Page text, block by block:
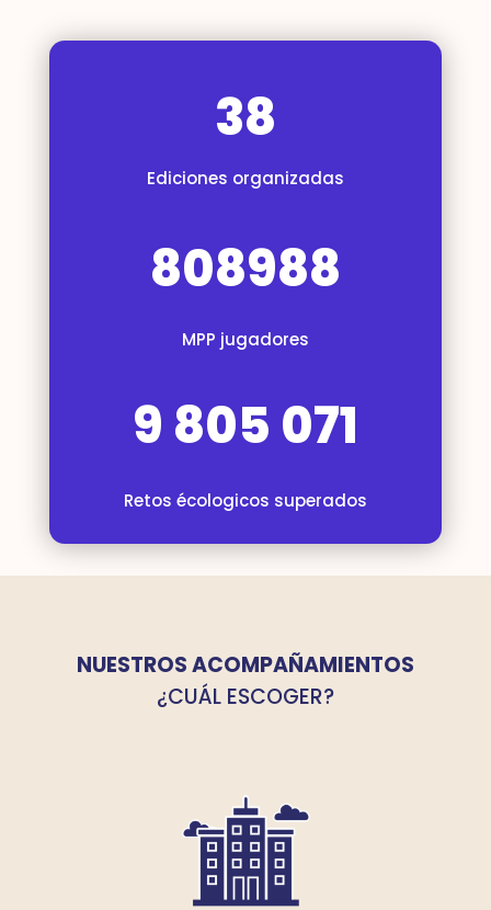
38
Ediciones organizadas
808988
MPP jugadores
9 805 071
Retos écologicos superados
NUESTROS ACOMPAÑAMIENTOS
¿CUÁL ESCOGER?